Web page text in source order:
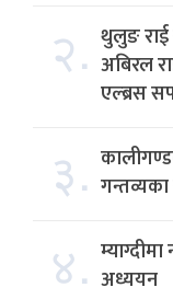
२. थुलुङ राई
अबिरल
एल्ब्रस
३. गन्तव्यका
४. अध्ययन